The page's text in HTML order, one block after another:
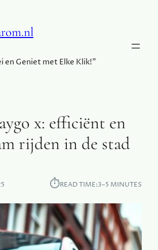
en Geniet met Elke Klik!"
x: efficiënt en
rijden in de stad
⏱︎READ TIME:3–5 MINUTES